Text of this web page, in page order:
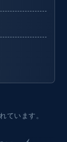
ています。